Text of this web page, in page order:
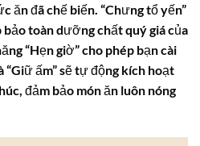
ăn đã chế biến. “Chưng tổ yến”
toàn dưỡng chất quý giá của
“Hẹn giờ” cho phép bạn cài
ấm” sẽ tự động kích hoạt
đảm bảo món ăn luôn nóng